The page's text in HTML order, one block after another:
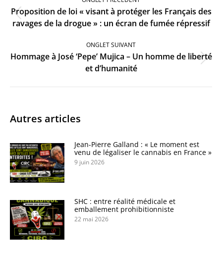
Onglet
précédent
Proposition de loi « visant à protéger les Français des
ravages de la drogue » : un écran de fumée répressif
ONGLET SUIVANT
Onglet
suivant
Hommage à José ‘Pepe’ Mujica – Un homme de liberté
et d’humanité
Autres articles
Jean-Pierre Galland : « Le moment est
venu de légaliser le cannabis en France »
9 juin 2026
SHC : entre réalité médicale et
emballement prohibitionniste
22 mai 2026